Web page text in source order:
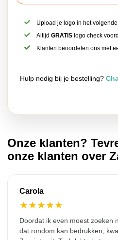
Upload je logo in het
AltijdGRATIS logo check
Klanten beoordelen ons met
Hulp nodig bij je bestelling?
Onze klanten?
onze klanten over
Carola
★★★★★
Doordat ik even moest zoeken
dat rondom kan bedrukken,